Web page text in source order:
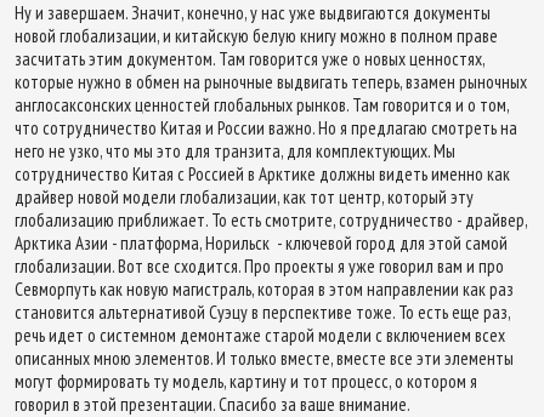
Ну и завершаем. Значит, конечно, у нас уже выдвигаются документы
новой глобализации, и китайскую белую книгу можно в полном праве
засчитать этим документом. Там говорится уже о новых ценностях,
которые нужно в обмен на рыночные выдвигать теперь, взамен рыночных
англосаксонских ценностей глобальных рынков. Там говорится и о том,
что сотрудничество Китая и России важно. Но я предлагаю смотреть на
него не узко, что мы это для транзита, для комплектующих. Мы
сотрудничество Китая с Россией в Арктике должны видеть именно как
драйвер новой модели глобализации, как тот центр, который эту
глобализацию приближает. То есть смотрите, сотрудничество - драйвер,
Арктика Азии - платформа, Норильск - ключевой город для этой самой
глобализации. Вот все сходится. Про проекты я уже говорил вам и про
Севморпуть как новую магистраль, которая в этом направлении как раз
становится альтернативой Суэцу в перспективе тоже. То есть еще раз,
речь идет о системном демонтаже старой модели с включением всех
описанных мною элементов. И только вместе, вместе все эти элементы
могут формировать ту модель, картину и тот процесс, о котором я
говорил в этой презентации. Спасибо за ваше внимание.